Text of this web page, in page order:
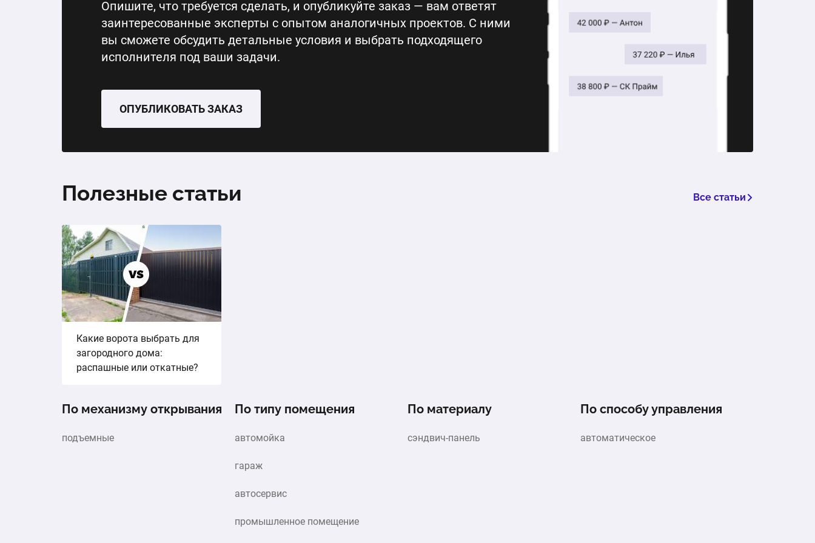
Опишите, что требуется сделать, и опубликуйте заказ — вам ответят
заинтересованные эксперты с опытом аналогичных проектов. С ними
вы сможете обсудить детальные условия и выбрать подходящего
исполнителя под ваши задачи.
ОПУБЛИКОВАТЬ ЗАКАЗ
Полезные статьи Все статьи
Какие ворота выбрать для
загородного дома:
распашные или откатные?
По механизму открывания
подъемные
По типу помещения
автомойка
гараж
автосервис
промышленное помещение
По материалу
сэндвич-панель
По способу управления
автоматическое